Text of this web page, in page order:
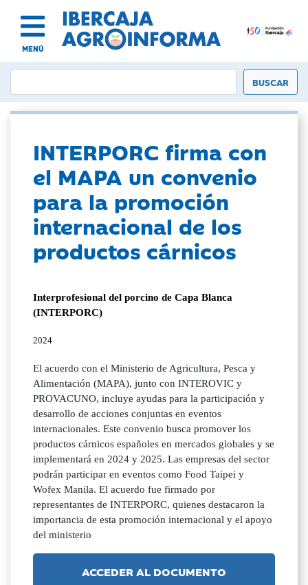
MENÚ
INTERPORC firma con
el MAPA un convenio
para la promoción
internacional de los
productos cárnicos
Interprofesional del porcino de Capa Blanca
(INTERPORC)
2024
El acuerdo con el Ministerio de Agricultura, Pesca y
Alimentación (MAPA), junto con INTEROVIC y
PROVACUNO, incluye ayudas para la participación y
desarrollo de acciones conjuntas en eventos
internacionales. Este convenio busca promover los
productos cárnicos españoles en mercados globales y se
implementará en 2024 y 2025. Las empresas del sector
podrán participar en eventos como Food Taipei y
Wofex Manila. El acuerdo fue firmado por
representantes de INTERPORC, quienes destacaron la
importancia de esta promoción internacional y el apoyo
del ministerio
ACCEDER AL DOCUMENTO